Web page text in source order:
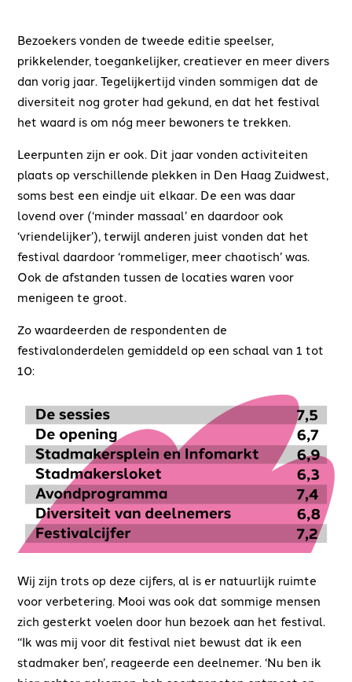
Bezoekers vonden de tweede editie speelser,
prikkelender, toegankelijker, creatiever en meer divers
dan vorig jaar. Tegelijkertijd vinden sommigen dat de
diversiteit nog groter had gekund, en dat het festival
het waard is om nóg meer bewoners te trekken.
Leerpunten zijn er ook. Dit jaar vonden activiteiten
plaats op verschillende plekken in Den Haag Zuidwest,
soms best een eindje uit elkaar. De een was daar
lovend over (‘minder massaal’ en daardoor ook
‘vriendelijker’), terwijl anderen juist vonden dat het
festival daardoor ‘rommeliger, meer chaotisch’ was.
Ook de afstanden tussen de locaties waren voor
menigeen te groot.
Zo waardeerden de respondenten de
festivalonderdelen gemiddeld op een schaal van 1 tot
10:
Wij zijn trots op deze cijfers, al is er natuurlijk ruimte
voor verbetering. Mooi was ook dat sommige mensen
zich gesterkt voelen door hun bezoek aan het festival.
‘‘Ik was mij voor dit festival niet bewust dat ik een
stadmaker ben’, reageerde een deelnemer. ‘Nu ben ik